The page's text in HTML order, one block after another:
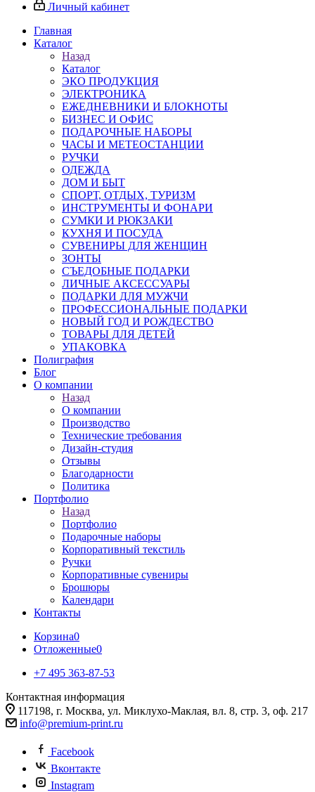
Личный кабинет
Главная
Каталог
Назад
Каталог
ЭКО ПРОДУКЦИЯ
ЭЛЕКТРОНИКА
ЕЖЕДНЕВНИКИ И БЛОКНОТЫ
БИЗНЕС И ОФИС
ПОДАРОЧНЫЕ НАБОРЫ
ЧАСЫ И МЕТЕОСТАНЦИИ
РУЧКИ
ОДЕЖДА
ДОМ И БЫТ
СПОРТ, ОТДЫХ, ТУРИЗМ
ИНСТРУМЕНТЫ И ФОНАРИ
СУМКИ И РЮКЗАКИ
КУХНЯ И ПОСУДА
СУВЕНИРЫ ДЛЯ ЖЕНЩИН
ЗОНТЫ
СЪЕДОБНЫЕ ПОДАРКИ
ЛИЧНЫЕ АКСЕССУАРЫ
ПОДАРКИ ДЛЯ МУЖЧИ
ПРОФЕССИОНАЛЬНЫЕ ПОДАРКИ
НОВЫЙ ГОД И РОЖДЕСТВО
ТОВАРЫ ДЛЯ ДЕТЕЙ
УПАКОВКА
Полиграфия
Блог
О компании
Назад
О компании
Производство
Технические требования
Дизайн-студия
Отзывы
Благодарности
Политика
Портфолио
Назад
Портфолио
Подарочные наборы
Корпоративный текстиль
Ручки
Корпоративные сувениры
Брошюры
Календари
Контакты
Корзина0
Отложенные0
+7 495 363-87-53
Контактная информация
117198, г. Москва, ул. Миклухо-Маклая, вл. 8, стр. 3, оф. 217
info@premium-print.ru
Facebook
Вконтакте
Instagram